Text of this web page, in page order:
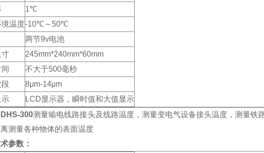
1℃
温度-10℃～50℃
两节9v电池
寸
245mm*240mm*60mm
不大于500毫秒
段
8μm-14μm
示
LCD显示器，瞬时值和大值显示
300测量输电线路接头及线路温度，测量变电气设备接头温度，测量铁
测量各种物体的表面温度
参数：